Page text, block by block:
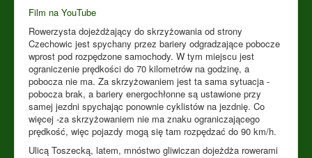
Film na YouTube
Rowerzysta dojeżdżający do skrzyżowania od strony
Czechowic jest spychany przez bariery odgradzające pobocze
wprost pod rozpędzone samochody. W tym miejscu jest
ograniczenie prędkości do 70 kilometrów na godzinę, a
pobocza nie ma. Za skrzyżowaniem jest ta sama sytuacja -
pobocza brak, a bariery energochłonne są ustawione przy
samej jezdni spychając ponownie cyklistów na jezdnię. Co
więcej -za skrzyżowaniem nie ma znaku ograniczającego
prędkość, więc pojazdy mogą się tam rozpędzać do 90 km/h.
Ulicą Toszecką, latem, mnóstwo gliwiczan dojeżdża rowerami